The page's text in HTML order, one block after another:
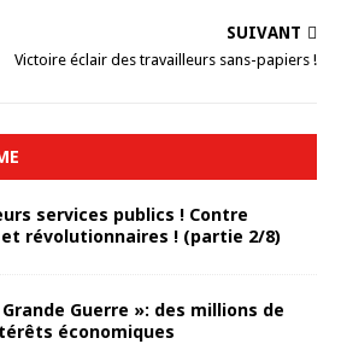
SUIVANT
Victoire éclair des travailleurs sans-papiers !
services publics ! Contre
révolutionnaires ! (partie 2/8)
Guerre »: des millions de
économiques